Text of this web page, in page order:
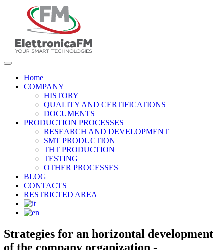
Home
COMPANY
HISTORY
QUALITY AND CERTIFICATIONS
DOCUMENTS
PRODUCTION PROCESSES
RESEARCH AND DEVELOPMENT
SMT PRODUCTION
THT PRODUCTION
TESTING
OTHER PROCESSES
BLOG
CONTACTS
RESTRICTED AREA
Strategies for an horizontal development